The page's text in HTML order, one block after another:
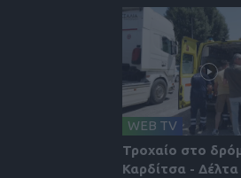
WEB TV
Τροχαίο στο
Καρδίτσα - Δέλτα